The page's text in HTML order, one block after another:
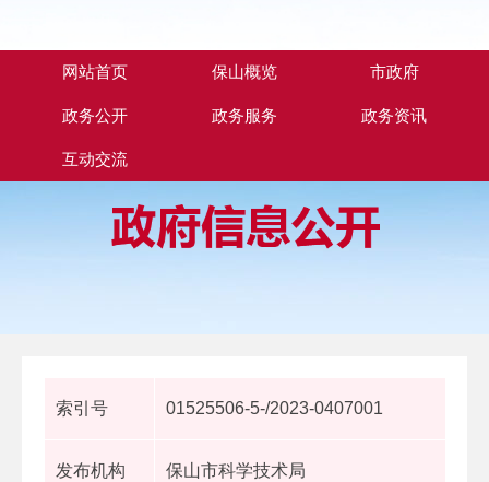
网站首页 保山概览 市政府
政务公开 政务服务 政务资讯
互动交流
索引号 01525506-5-/2023-0407001
发布机构 保山市科学技术局